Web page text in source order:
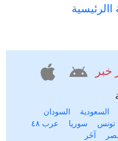
السعودية
السودان
تونس سوريا
عرب ٤٨
آخَر